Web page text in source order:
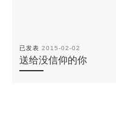
已发表 2015-02-02
送给没信仰的你